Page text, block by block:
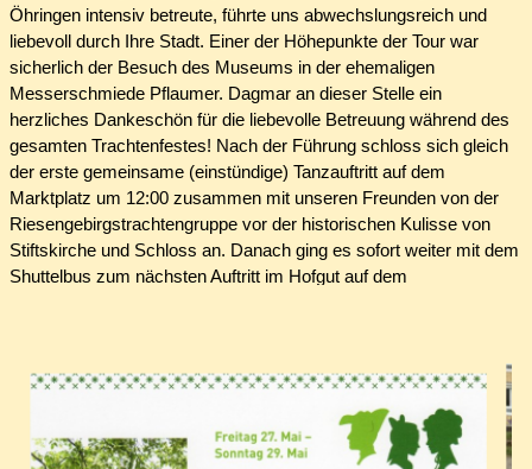
Öhringen intensiv betreute, führte uns abwechslungsreich und
liebevoll durch Ihre Stadt. Einer der Höhepunkte der Tour war
sicherlich der Besuch des Museums in der ehemaligen
Messerschmiede Pflaumer. Dagmar an dieser Stelle ein
herzliches Dankeschön für die liebevolle Betreuung während des
gesamten Trachtenfestes! Nach der Führung schloss sich gleich
der erste gemeinsame (einstündige) Tanzauftritt auf dem
Marktplatz um 12:00 zusammen mit unseren Freunden von der
Riesengebirgstrachtengruppe vor der historischen Kulisse von
Stiftskirche und Schloss an. Danach ging es sofort weiter mit dem
Shuttelbus zum nächsten Auftritt im Hofgut auf dem
tanzen – die vielen gemeinsamen Proben im Gau haben sich
gelohnt! Am Abend hieß es dann auf der Sparkassenbühne
„Menschen in Tracht zusammenbringen – Öhringen“ unter der
unnachahmlichen Moderation von Knut Kreuch, dem OB der Stadt